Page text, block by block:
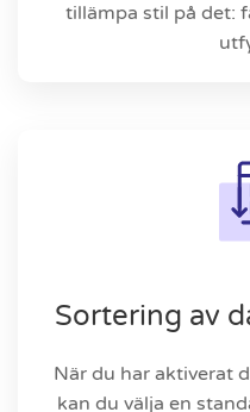
tillämpa stil på det:
Sortering av
När du har aktiverat
kan du välja en